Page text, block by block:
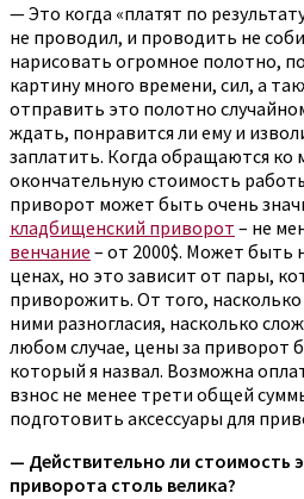
— Это когда «платят по
не проводил, и проводить не
нарисовать огромное полотно,
картину много времени, сил, а
отправить это полотно
ждать, понравится ли ему и
заплатить. Когда обращаются ко
окончательную стоимость
приворот может быть очень
кладбищенский приворот – не
венчание – от 2000$. Может быть
ценах, но это зависит от пары,
приворожить. От того,
ними разногласия, насколько
любом случае, цены за приворот
который я назвал. Возможна
взнос не менее трети общей
подготовить аксессуары для
— Действительно ли стоимость
приворота столь велика?